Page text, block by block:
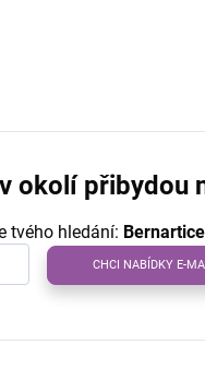
okolí přibydou
tvého hledání:
CHCI NABÍDKY E-